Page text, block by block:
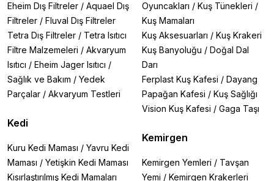
Eheim Dış Filtreler / Aquael Dış
Filtreler / Fluval Dış Filtreler
Tetra Dış Filtreler / Tetra Isıtıcı
Filtre Malzemeleri / Akvaryum
Isıtıcı / Eheim Jager Isıtıcı /
Sağlık ve Bakım / Yedek
Parçalar / Akvaryum Testleri
Kedi
Kuru Kedi Maması / Yavru Kedi
Maması / Yetişkin Kedi Maması
Kısırlaştırılmış Kedi Mamaları
Oyuncakları / Kuş Tünekleri /
Kuş Mamaları
Kuş Aksesuarları / Kuş Krakeri
Kuş Banyoluğu / Doğal Dal
Darı
Ferplast Kuş Kafesi / Dayang
Papağan Kafesi / Kuş Sağlığı
Vision Kuş Kafesi / Gaga Taşı
Kemirgen
Kemirgen Yemleri / Tavşan
Yemi / Kemirgen Krakerleri